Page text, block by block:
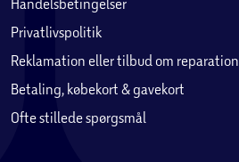
Privatlivspolitik
Reklamation eller tilbud om reparation
Betaling, købekort & gavekort
Ofte stillede spørgsmål